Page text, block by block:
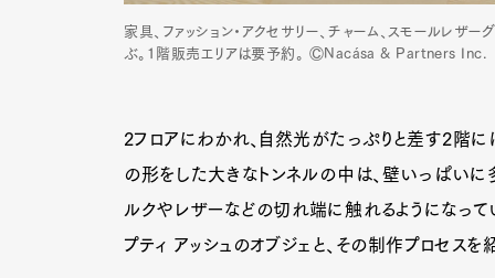
家具、ファッション・アクセサリー、チャーム、スモールレ
ぶ。1階販売エリアは要予約。 ⒸNacása & Partners Inc.
2フロアにわかれ、自然光がたっぷりと差す2階に
の形をした大きなトンネルの中は、壁いっぱい
ルクやレザーなどの切れ端に触れるようになっ
プティ アッシュのオブジェと、その制作プロセスを